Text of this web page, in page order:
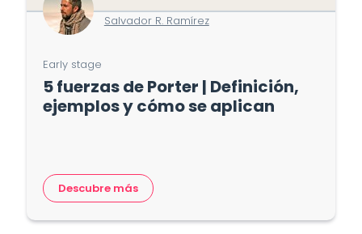
Salvador R. Ramírez
Early stage
5 fuerzas de Porter | Definición,
ejemplos y cómo se aplican
Descubre más